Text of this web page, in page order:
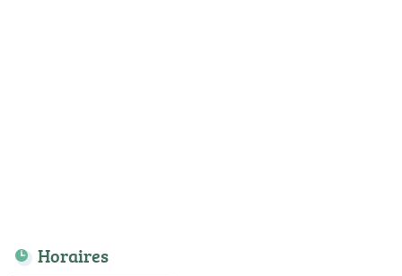
Horaires